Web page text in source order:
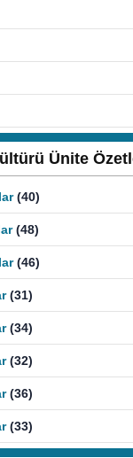
Ünite
(40)
(48)
(46)
(31)
(34)
(32)
(36)
(33)